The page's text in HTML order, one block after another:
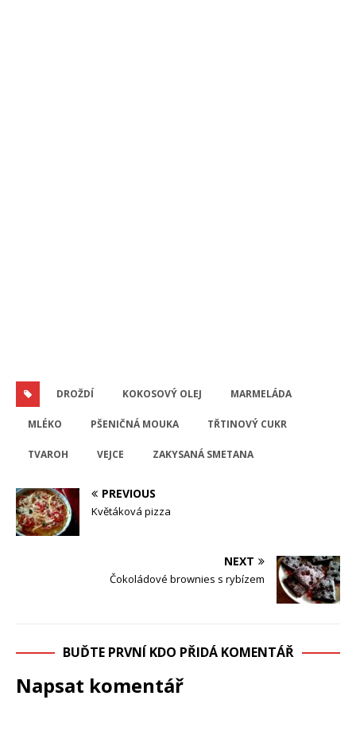
DROŽDÍ KOKOSOVÝ OLEJ MARMELÁDA
MLÉKO PŠENIČNÁ MOUKA TŘTINOVÝ CUKR
TVAROH VEJCE ZAKYSANÁ SMETANA
PREVIOUS
Květáková pizza
NEXT
Čokoládové brownies s rybízem
BUĎTE PRVNÍ KDO PŘIDÁ KOMENTÁŘ
Napsat komentář